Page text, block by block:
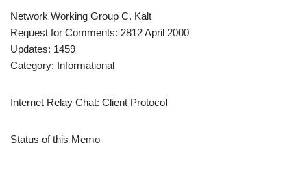
Network Working Group C. Kalt
Request for Comments: 2812 April 2000
Updates: 1459
Category: Informational
Internet Relay Chat: Client Protocol
Status of this Memo